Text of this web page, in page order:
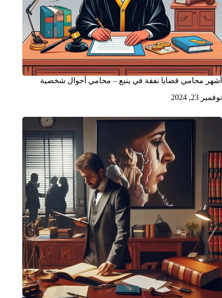
أشهر محامي قضايا نفقة في ينبع – محامي أحوال شخصية
نوفمبر 23, 2024